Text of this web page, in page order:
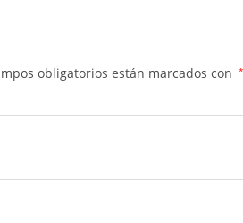
obligatorios están marcados con *